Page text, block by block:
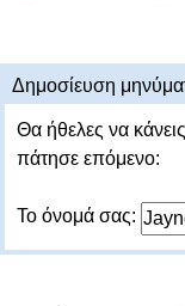
Δημοσίευση
Θα ήθελες να
πάτησε επόμενο:
Το όνομά σας: